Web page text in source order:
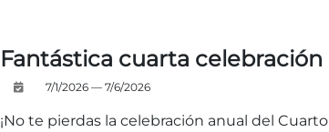
Fantástica cuarta celebración
7/1/2026 — 7/6/2026
¡No te pierdas la celebración anual del Cuarto